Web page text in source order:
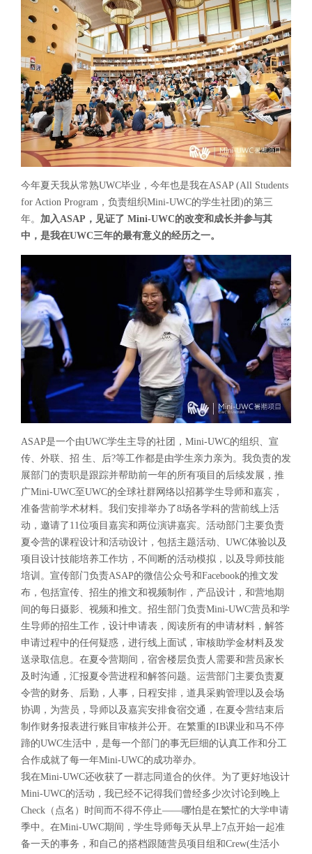
今年夏天我从常熟UWC毕业，今年也是我在ASAP (All Students
for Action Program，负责组织Mini-UWC的学生社团)的第三
年。 加入ASAP，见证了 Mini-UWC的改变和成长并参与其
中，是我在UWC三年的最有意义的经历之一。
ASAP是一个由UWC学生主导的社团，Mini-UWC的组织、宣
传、外联、招 生、后?等工作都是由学生亲力亲为。我负责的发
展部门的责职是跟踪并帮助前一年的所有项目的后续发展，推
广Mini-UWC至UWC的全球社群网络以招募学生导师和嘉宾，
准备营前学术材料。我们安排举办了8场各学科的营前线上活
动，邀请了11位项目嘉宾和两位演讲嘉宾。活动部门主要负责
夏令营的课程设计和活动设计，包括主题活动、UWC体验以及
项目设计技能培养工作坊，不间断的活动模拟，以及导师技能
培训。宣传部门负责ASAP的微信公众号和Facebook的推文发
布，包括宣传、招生的推文和视频制作，产品设计，和营地期
间的每日摄影、视频和推文。招生部门负责Mini-UWC营员和学
生导师的招生工作，设计申请表，阅读所有的申请材料，解答
申请过程中的任何疑惑，进行线上面试，审核助学金材料及发
送录取信息。在夏令营期间，宿舍楼层负责人需要和营员家长
及时沟通，汇报夏令营进程和解答问题。运营部门主要负责夏
令营的财务、后勤，人事，日程安排，道具采购管理以及会场
协调，为营员，导师以及嘉宾安排食宿交通，在夏令营结束后
制作财务报表进行账目审核并公开。在繁重的IB课业和马不停
蹄的UWC生活中，是每一个部门的事无巨细的认真工作和分工
合作成就了每一年Mini-UWC的成功举办。
我在Mini-UWC还收获了一群志同道合的伙伴。为了更好地设计
Mini-UWC的活动，我已经不记得我们曾经多少次讨论到晚上
Check（点名）时间而不得不停止——哪怕是在繁忙的大学申请
季中。在Mini-UWC期间，学生导师每天从早上7点开始一起准
备一天的事务，和自己的搭档跟随营员项目组和Crew(生活小